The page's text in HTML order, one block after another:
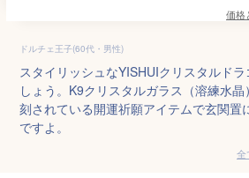
価格
ドルチェ王子(60代・男性)
スタイリッシュなYISHUIクリスタルド
しょう。K9クリスタルガラス（溶練水
刻されている開運祈願アイテムで玄関置
ですよ。
全